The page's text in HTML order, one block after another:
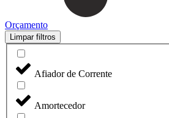
Orçamento
Limpar filtros
Afiador de Corrente
Amortecedor